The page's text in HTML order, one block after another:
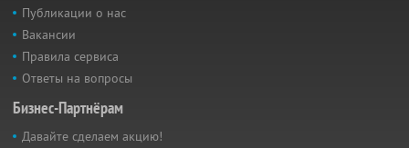
Публикации о нас
Вакансии
Правила сервиса
Ответы на вопросы
Бизнес-Партнёрам
Давайте сделаем акцию!